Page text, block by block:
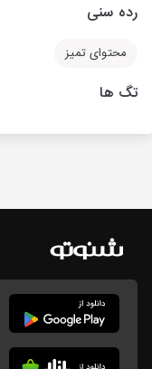
رده سنی
محتوای تمیز
تگ ها